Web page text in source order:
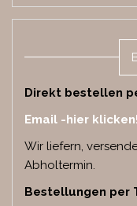
Direkt bestellen
Email -hier klicken!
Wir liefern,
Abholtermin.
Bestellungen per